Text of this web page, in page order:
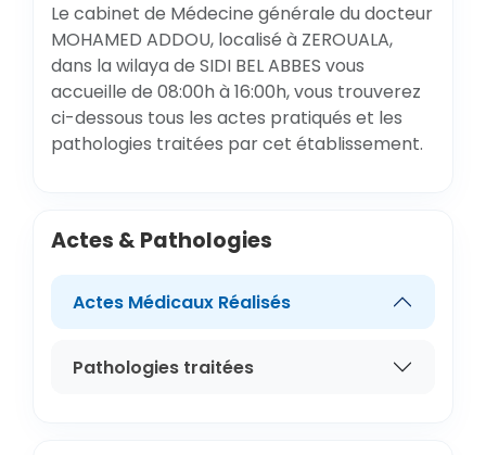
Le cabinet de Médecine générale du docteur
MOHAMED ADDOU, localisé à ZEROUALA,
dans la wilaya de SIDI BEL ABBES vous
accueille de 08:00h à 16:00h, vous trouverez
ci-dessous tous les actes pratiqués et les
pathologies traitées par cet établissement.
Actes & Pathologies
Actes Médicaux Réalisés
Pathologies traitées